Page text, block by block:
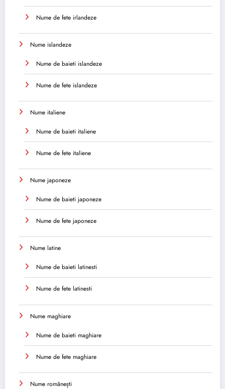
Nume de fete irlandeze
Nume islandeze
Nume de baieti islandeze
Nume de fete islandeze
Nume italiene
Nume de baieti italiene
Nume de fete italiene
Nume japoneze
Nume de baieti japoneze
Nume de fete japoneze
Nume latine
Nume de baieti latinesti
Nume de fete latinesti
Nume maghiare
Nume de baieti maghiare
Nume de fete maghiare
Nume românești